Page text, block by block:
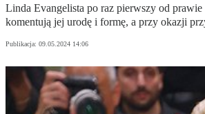
Linda Evangelista po raz pierwszy od
komentują jej urodę i formę, a przy okazji
Publikacja: 09.05.2024 14:06